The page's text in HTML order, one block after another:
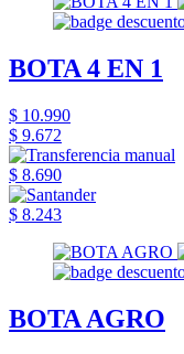
BOTA 4 EN 1
$ 10.990
$ 9.672
$ 8.690
$ 8.243
BOTA AGRO